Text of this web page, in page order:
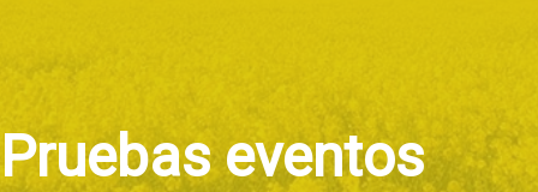
Pruebas eventos